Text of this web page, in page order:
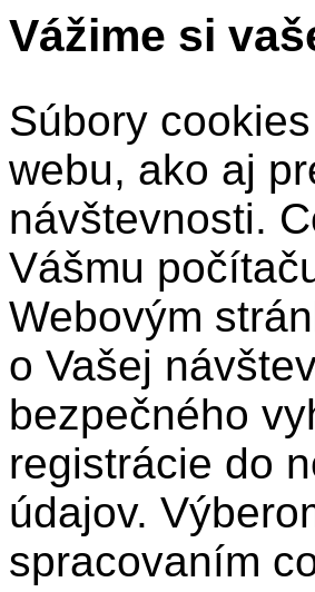
Vážime si
Súbory
webu, ako aj
návštevnosti.
Vášmu
Webovým
o Vašej
bezpečného
registrácie do
údajov.
spracovaním